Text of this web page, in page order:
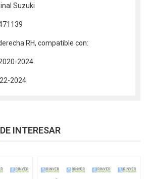
Suzuki
RH, compatible con:
2024
2024
INTERESAR